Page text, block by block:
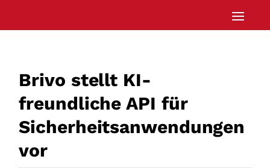
Brivo stellt KI-
freundliche API für
Sicherheitsanwendungen
vor